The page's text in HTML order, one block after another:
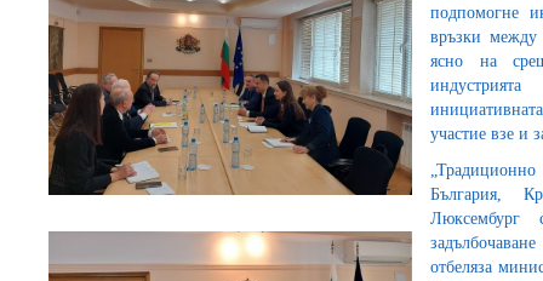
подпомогне
връзки между
ясно на
участие взе и
България,
Люксембург
отбеляза